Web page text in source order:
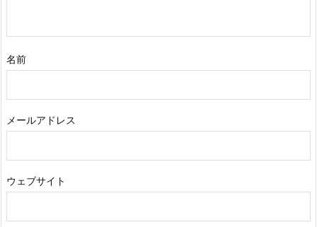
名前
メールアドレス
ウェブサイト